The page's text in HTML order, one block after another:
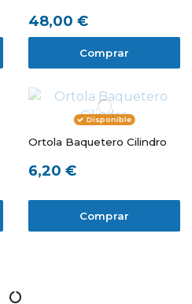
48,00 €
Comprar
Disponible
Ortola Baquetero Cilindro
6,20 €
Comprar